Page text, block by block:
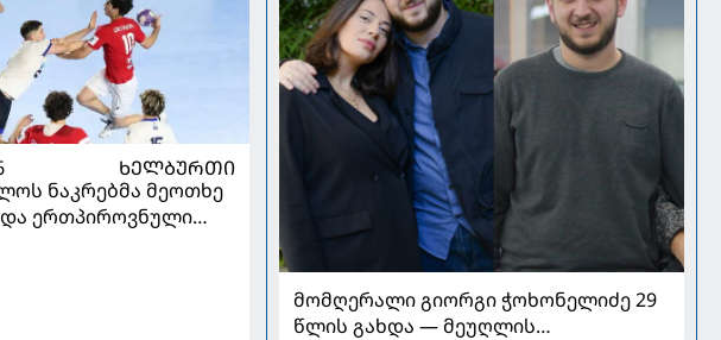
ᲮᲔᲚᲑᲣᲠᲗᲘ
ნაკრებმა მეოთხე
ერთპიროვნული
მომღერალი გიორგი ჭოხონელიძე 29
წლის გახდა — მეუღლის